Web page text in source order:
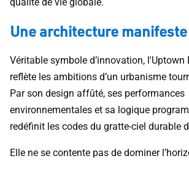
Une architecture manifeste
Véritable symbole d’innovation, l'Uptown
reflète les ambitions d’un urbanisme
Par son design affûté, ses performances
environnementales et sa logique
redéfinit les codes du gratte-ciel durable
Elle ne se contente pas de dominer